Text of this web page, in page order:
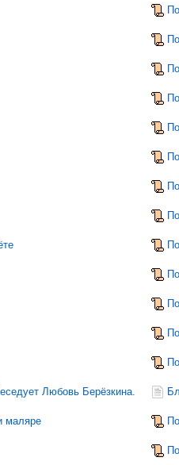
Любовь Берёзкина.
маляре